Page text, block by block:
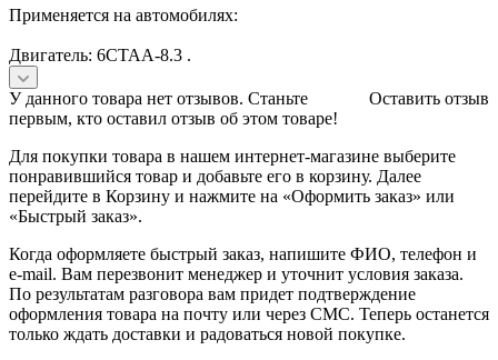
Применяется на автомобилях:
Двигатель: 6CTAA-8.3 .
Оставить отзыв
У данного товара нет отзывов. Станьте
первым, кто оставил отзыв об этом товаре!
Для покупки товара в нашем интернет-магазине выберите
понравившийся товар и добавьте его в корзину. Далее
перейдите в Корзину и нажмите на «Оформить заказ» или
«Быстрый заказ».
Когда оформляете быстрый заказ, напишите ФИО, телефон и
e-mail. Вам перезвонит менеджер и уточнит условия заказа.
По результатам разговора вам придет подтверждение
оформления товара на почту или через СМС. Теперь останется
только ждать доставки и радоваться новой покупке.